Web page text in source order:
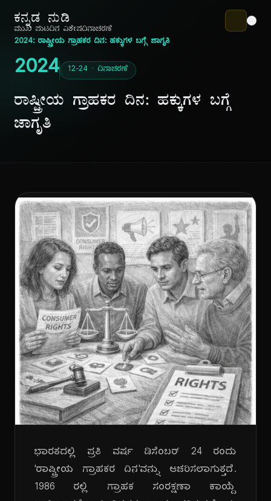
ಕನ್ನಡ ನುಡಿ
ಮುಖ ಪುಟದಿನ ವಿಶೇಷದಿನಾಚರಣೆ
2024: ರಾಷ್ಟ್ರೀಯ ಗ್ರಾಹಕರ ದಿನ: ಹಕ್ಕುಗಳ ಬಗ್ಗೆ ಜಾಗೃತಿ
2024 12-24 · ದಿನಾಚರಣೆ
ರಾಷ್ಟ್ರೀಯ ಗ್ರಾಹಕರ ದಿನ: ಹಕ್ಕುಗಳ ಬಗ್ಗೆ
ಜಾಗೃತಿ
ಭಾರತದಲ್ಲಿ ಪ್ರತಿ ವರ್ಷ ಡಿಸೆಂಬರ್ 24 ರಂದು
'ರಾಷ್ಟ್ರೀಯ ಗ್ರಾಹಕರ ದಿನ'ವನ್ನು ಆಚರಿಸಲಾಗುತ್ತದೆ.
1986 ರಲ್ಲಿ ಗ್ರಾಹಕ ಸಂರಕ್ಷಣಾ ಕಾಯ್ದೆ